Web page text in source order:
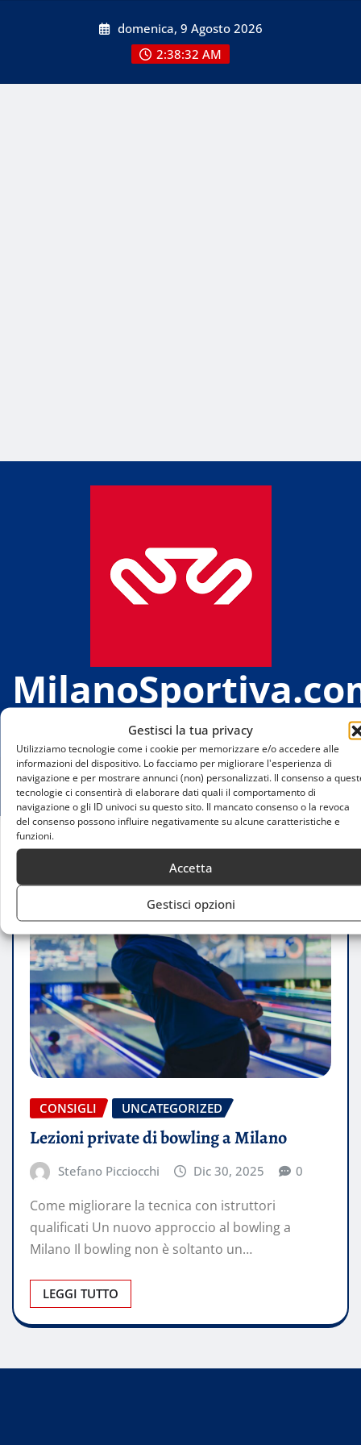
Gestisci la tua privacy
Utilizziamo tecnologie come i cookie per memorizzare e/o accedere alle
informazioni del dispositivo. Lo facciamo per migliorare l'esperienza di
navigazione e per mostrare annunci (non) personalizzati. Il consenso a
tecnologie ci consentirà di elaborare dati quali il comportamento di
navigazione o gli ID univoci su questo sito. Il mancato consenso o la revoca
del consenso possono influire negativamente su alcune caratteristiche e
funzioni.
Accetta
Gestisci opzioni
domenica, 9 Agosto 2026
2:38:32 AM
Tutto lo sport di Milano e provincia
CONSIGLI UNCATEGORIZED
Lezioni private di bowling a Milano
Stefano Picciocchi Dic 30, 2025 0
Come migliorare la tecnica con istruttori
qualificati Un nuovo approccio al bowling a
Milano Il bowling non è soltanto un…
LEGGI TUTTO